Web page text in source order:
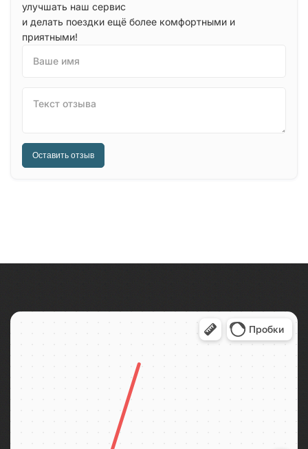
улучшать наш сервис
и делать поездки ещё более комфортными и
приятными!
Ваше имя
Текст отзыва
Оставить отзыв